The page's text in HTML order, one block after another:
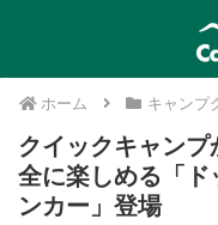
ホーム キャンプ
クイックキャン
全に楽しめる「
ンカー」登場